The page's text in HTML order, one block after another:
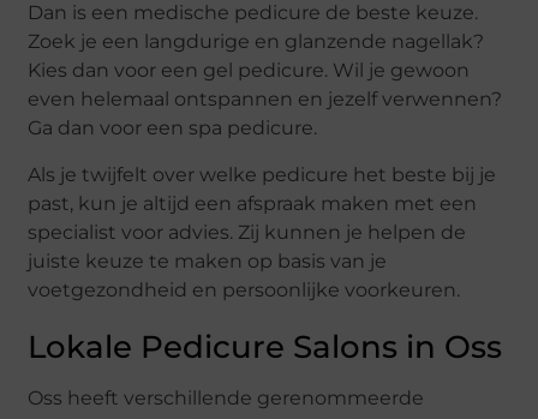
Dan is een medische pedicure de beste keuze.
Zoek je een langdurige en glanzende nagellak?
Kies dan voor een gel pedicure. Wil je gewoon
even helemaal ontspannen en jezelf verwennen?
Ga dan voor een spa pedicure.
Als je twijfelt over welke pedicure het beste bij je
past, kun je altijd een afspraak maken met een
specialist voor advies. Zij kunnen je helpen de
juiste keuze te maken op basis van je
voetgezondheid en persoonlijke voorkeuren.
Lokale Pedicure Salons in Oss
Oss heeft verschillende gerenommeerde